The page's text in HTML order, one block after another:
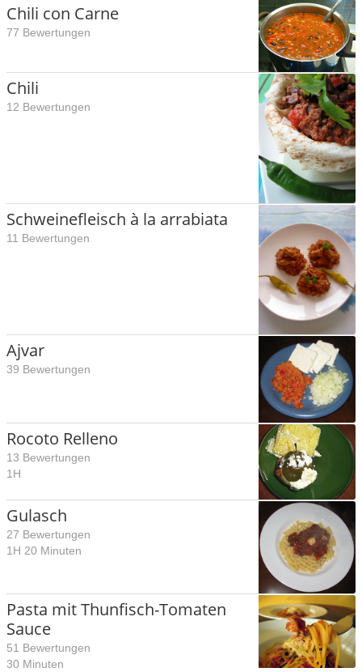
Chili con Carne
77 Bewertungen
Chili
12 Bewertungen
Schweinefleisch à la arrabiata
11 Bewertungen
Ajvar
39 Bewertungen
Rocoto Relleno
13 Bewertungen
1H
Gulasch
27 Bewertungen
1H 20 Minuten
Pasta mit Thunfisch-Tomaten
Sauce
51 Bewertungen
30 Minuten